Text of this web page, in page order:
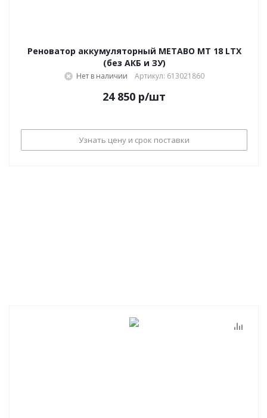
Реноватор аккумуляторный METABO MT 18 LTX
(без АКБ и ЗУ)
Нет в наличии Артикул: 613021860
24 850 р/шт
Узнать цену и срок поставки